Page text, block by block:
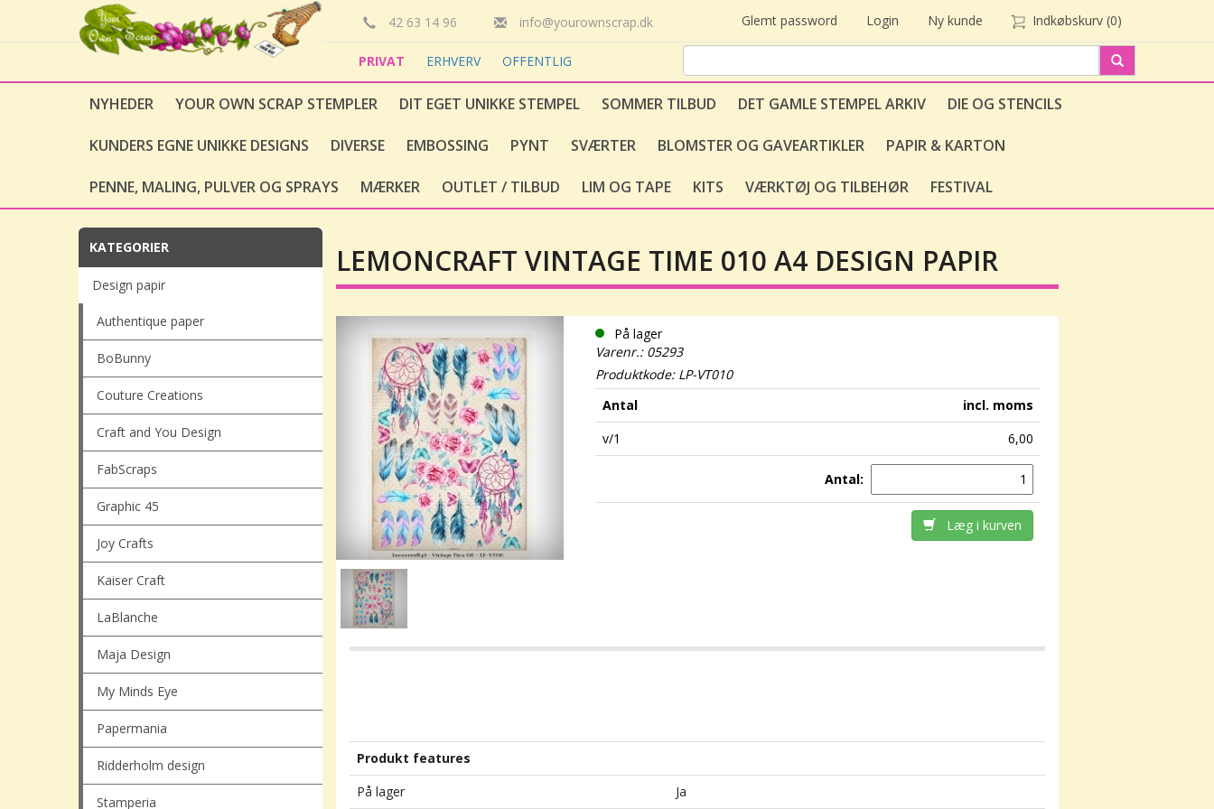
42 63 14 96 info@yourownscrap.dk Glemt password Login Ny kunde Indkøbskurv (0)
PRIVAT ERHVERV OFFENTLIG
NYHEDER YOUR OWN SCRAP STEMPLER DIT EGET UNIKKE STEMPEL SOMMER TILBUD DET GAMLE STEMPEL ARKIV DIE OG STENCILS
KUNDERS EGNE UNIKKE DESIGNS DIVERSE EMBOSSING PYNT SVÆRTER BLOMSTER OG GAVEARTIKLER PAPIR & KARTON
PENNE, MALING, PULVER OG SPRAYS MÆRKER OUTLET / TILBUD LIM OG TAPE KITS VÆRKTØJ OG TILBEHØR FESTIVAL
KATEGORIER
Design papir
Authentique paper
BoBunny
Couture Creations
Craft and You Design
FabScraps
Graphic 45
Joy Crafts
Kaiser Craft
LaBlanche
Maja Design
My Minds Eye
Papermania
Ridderholm design
Stamperia
LEMONCRAFT VINTAGE TIME 010 A4 DESIGN PAPIR
På lager
Varenr.: 05293
Produktkode: LP-VT010
Antal
incl. moms
v/1
6,00
Antal:
Læg i kurven
Produkt features
På lager
Ja